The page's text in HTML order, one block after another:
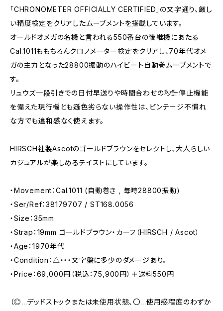
「CHRONOMETER OFFICIALLY CERTIFIED」の文字通り、厳し
い精度検定をクリアしたムーブメントを搭載しています。
オールドオメガの名機と言われる550番台の後継機にあたる
Cal.1011ももちろんクロノメーター検定をクリアし、70年代オメ
ガの主力となった28800振動のハイビート自動巻ムーブメントで
す。
リュウズ一段引きでの日付早送りや時間合わせの秒針停止機能
を備えた現行機とも遜色劣らない操作性は、ビンテージ不慣れ
な方でも違和感なく使えます。
HIRSCH社製Ascotのゴールドブラウンをセレクトし、大人らしい
カジュアルが楽しめるテイストにしています。
・Movement：Cal.1011 (自動巻き , 毎時28800振動)
・Ser/Ref：38179707 / ST168.0056
・Size：35mm
・Strap：19mm ゴールドブラウン・カーフ（HIRSCH / Ascot）
・Age：1970年代
・Condition：△・・・文字盤に多少のダメージあり。
・Price：69,000円（税込：75,900円）＋送料550円
（◎…デッドストックまたは未使用状態、〇…使用感程度のわずか